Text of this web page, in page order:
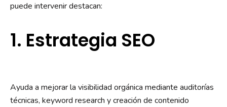
puede intervenir destacan:
1. Estrategia SEO
Ayuda a mejorar la visibilidad orgánica mediante auditorías
técnicas, keyword research y creación de contenido